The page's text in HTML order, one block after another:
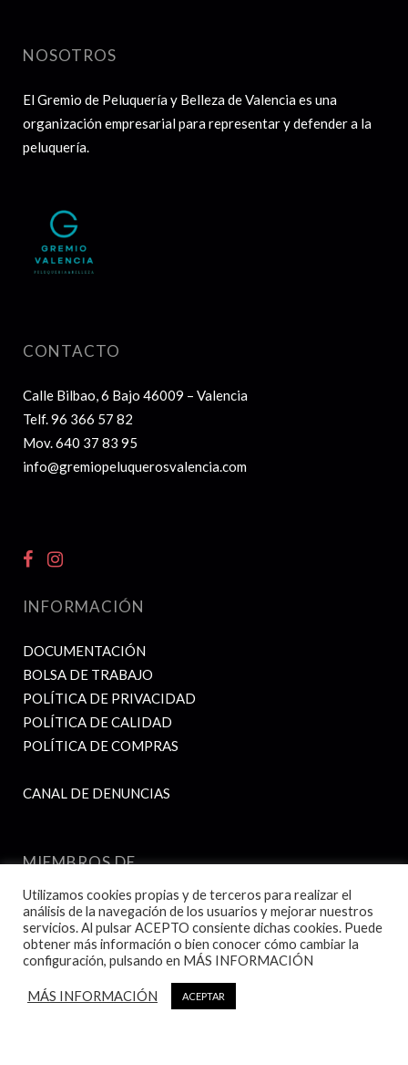
NOSOTROS
El Gremio de Peluquería y Belleza de Valencia es una
organización empresarial para representar y defender a la
peluquería.
CONTACTO
Calle Bilbao, 6 Bajo 46009 – Valencia
Telf.96 366 57 82
Mov.640 37 83 95
info@gremiopeluquerosvalencia.com
INFORMACIÓN
DOCUMENTACIÓN
BOLSA DE TRABAJO
POLÍTICA DE PRIVACIDAD
POLÍTICA DE CALIDAD
POLÍTICA DE COMPRAS
CANAL DE DENUNCIAS
MIEMBROS DE
Utilizamos cookies propias y de terceros para realizar el
análisis de la navegación de los usuarios y mejorar nuestros
servicios. Al pulsar ACEPTO consiente dichas cookies. Puede
obtener más información o bien conocer cómo cambiar la
configuración, pulsando en MÁS INFORMACIÓN
MÁS INFORMACIÓN ACEPTAR